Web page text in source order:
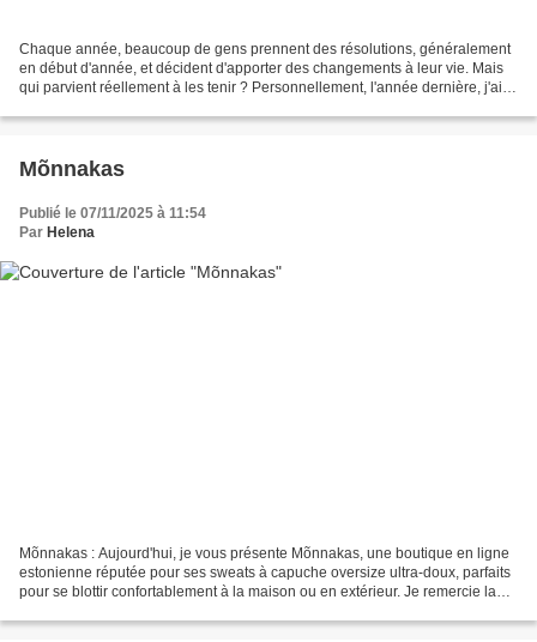
Chaque année, beaucoup de gens prennent des résolutions, généralement
en début d'année, et décident d'apporter des changements à leur vie. Mais
qui parvient réellement à les tenir ? Personnellement, l'année dernière, j'ai
Mõnnakas
Publié le 07/11/2025 à 11:54
Par Helena
Mõnnakas : Aujourd'hui, je vous présente Mõnnakas, une boutique en ligne
estonienne réputée pour ses sweats à capuche oversize ultra-doux, parfaits
pour se blottir confortablement à la maison ou en extérieur. Je remercie la